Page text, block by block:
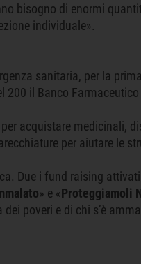
bisogno di enormi
individuale».
sanitaria, per la
200 il Banco Farmaceutico
acquistare medicinali,
per aiutare le
Due i fund raising
» e «Proteggiamoli
dei poveri e di chi s’è